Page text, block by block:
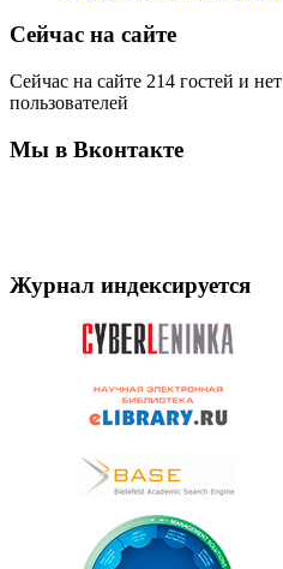
Сейчас на сайте
Сейчас на сайте 214 гостей и нет
пользователей
Мы в Вконтакте
Журнал индексируется